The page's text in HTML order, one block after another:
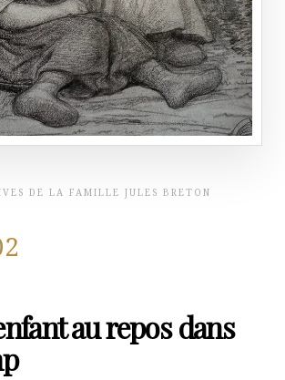
DE LA FAMILLE JULES BRETON
au repos dans